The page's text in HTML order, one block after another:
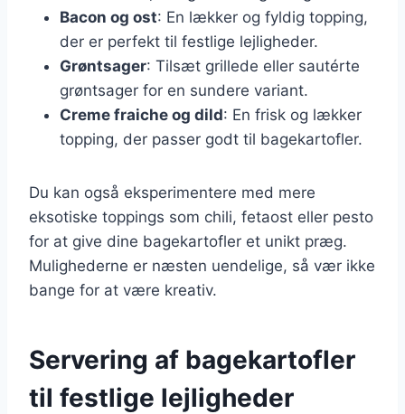
Bacon og ost: En lækker og fyldig topping,
der er perfekt til festlige lejligheder.
Grøntsager: Tilsæt grillede eller sautérte
grøntsager for en sundere variant.
Creme fraiche og dild: En frisk og lækker
topping, der passer godt til bagekartofler.
Du kan også eksperimentere med mere
eksotiske toppings som chili, fetaost eller pesto
for at give dine bagekartofler et unikt præg.
Mulighederne er næsten uendelige, så vær ikke
bange for at være kreativ.
Servering af bagekartofler
til festlige lejligheder